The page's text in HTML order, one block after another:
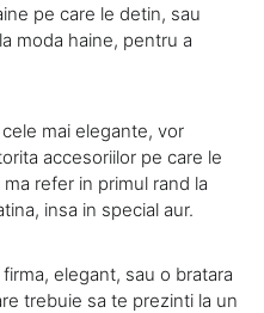
pe care le detin, sau
moda haine, pentru a
mai elegante, vor
accesoriilor pe care le
refer in primul rand la
insa in special aur.
elegant, sau o bratara
trebuie sa te prezinti la un